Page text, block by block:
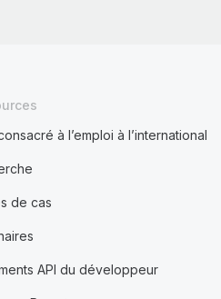
à l’emploi à l’international
de cas
API du développeur